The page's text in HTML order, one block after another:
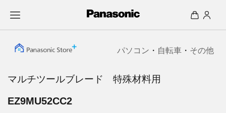
パソコン ・ 自転車 ・ その他
マルチツールブレード 特殊材料用
EZ9MU52CC2